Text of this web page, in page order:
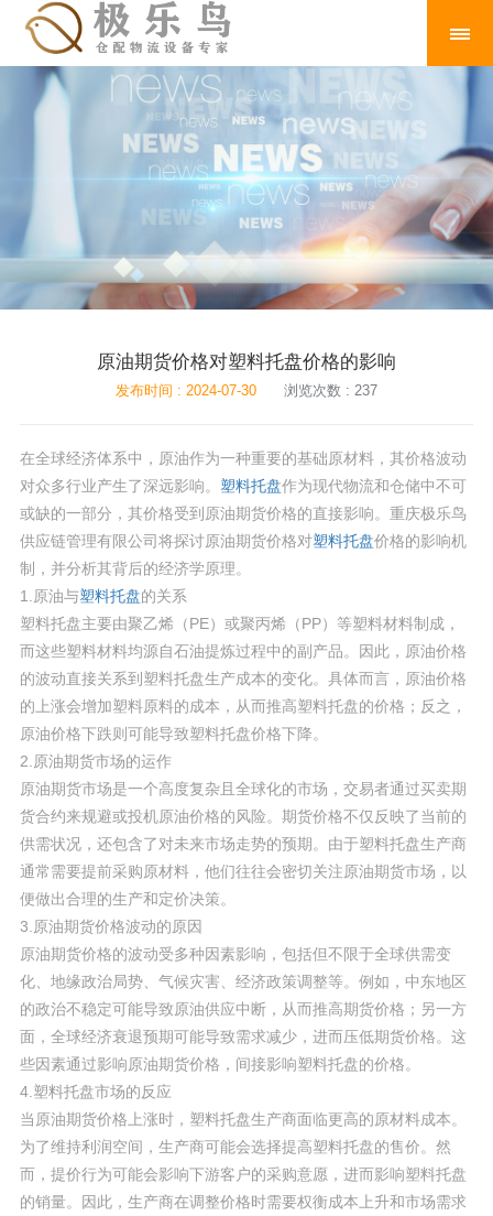
原油期货价格对塑料托盘价格的影响
发布时间 : 2024-07-30 浏览次数 : 237
在全球经济体系中，原油作为一种重要的基础原材料，其价格波动
对众多行业产生了深远影响。 塑料托盘作为现代物流和仓储中不可
或缺的一部分，其价格受到原油期货价格的直接影响。重庆极乐鸟
供应链管理有限公司将探讨原油期货价格对塑料托盘价格的影响机
制，并分析其背后的经济学原理。
1.原油与塑料托盘的关系
塑料托盘主要由聚乙烯（PE）或聚丙烯（PP）等塑料材料制成，
而这些塑料材料均源自石油提炼过程中的副产品。因此，原油价格
的波动直接关系到塑料托盘生产成本的变化。具体而言，原油价格
的上涨会增加塑料原料的成本，从而推高塑料托盘的价格；反之，
原油价格下跌则可能导致塑料托盘价格下降。
2.原油期货市场的运作
原油期货市场是一个高度复杂且全球化的市场，交易者通过买卖期
货合约来规避或投机原油价格的风险。期货价格不仅反映了当前的
供需状况，还包含了对未来市场走势的预期。由于塑料托盘生产商
通常需要提前采购原材料，他们往往会密切关注原油期货市场，以
便做出合理的生产和定价决策。
3.原油期货价格波动的原因
原油期货价格的波动受多种因素影响，包括但不限于全球供需变
化、地缘政治局势、气候灾害、经济政策调整等。例如，中东地区
的政治不稳定可能导致原油供应中断，从而推高期货价格；另一方
面，全球经济衰退预期可能导致需求减少，进而压低期货价格。这
些因素通过影响原油期货价格，间接影响塑料托盘的价格。
4.塑料托盘市场的反应
当原油期货价格上涨时，塑料托盘生产商面临更高的原材料成本。
为了维持利润空间，生产商可能会选择提高塑料托盘的售价。然
而，提价行为可能会影响下游客户的采购意愿，进而影响塑料托盘
的销量。因此，生产商在调整价格时需要权衡成本上升和市场需求